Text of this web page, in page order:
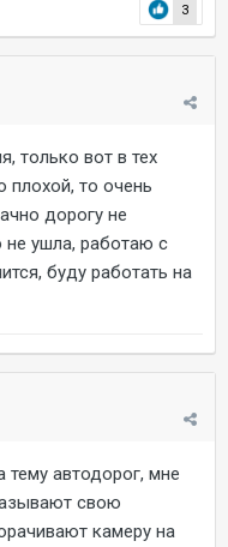
3
только вот в тех
плохой, то очень
дорогу не
не ушла, работаю с
буду работать на
тему автодорог, мне
свою
камеру на